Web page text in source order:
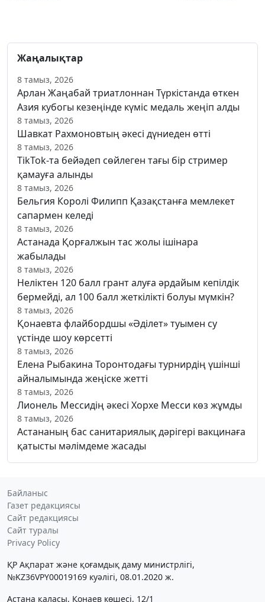
Жаңалықтар
8 тамыз, 2026
Арлан Жаңабай триатлоннан Түркістанда өткен
Азия кубогы кезеңінде күміс медаль жеңіп алды
8 тамыз, 2026
Шавкат Рахмоновтың әкесі дүниеден өтті
8 тамыз, 2026
TikTok-та бейәдеп сөйлеген тағы бір стример
қамауға алынды
8 тамыз, 2026
Бельгия Королі Филипп Қазақстанға мемлекет
сапармен келеді
8 тамыз, 2026
Астанада Қорғалжын тас жолы ішінара
жабылады
8 тамыз, 2026
Неліктен 120 балл грант алуға әрдайым кепілдік
бермейді, ал 100 балл жеткілікті болуы мүмкін?
8 тамыз, 2026
Қонаевта флайбордшы «Әділет» туымен су
үстінде шоу көрсетті
8 тамыз, 2026
Елена Рыбакина Торонтодағы турнирдің үшінші
айналымында жеңіске жетті
8 тамыз, 2026
Лионель Мессидің әкесі Хорхе Месси көз жұмды
8 тамыз, 2026
Астананың бас санитариялық дәрігері вакцинаға
қатысты мәлімдеме жасады
Байланыс
Газет редакциясы
Сайт редакциясы
Сайт туралы
Privacy Policy
ҚР Ақпарат және қоғамдық даму министрлігі,
№KZ36VPY00019169 куәлігі, 08.01.2020 ж.
Астана қаласы, Қонаев көшесі, 12/1